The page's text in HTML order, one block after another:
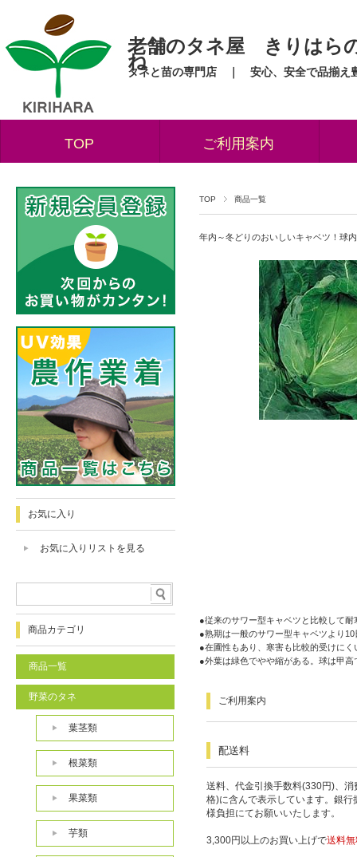
老舗のタネ屋 きりはら
ね
タネと苗の専門店 ｜ 安心、安全で品揃え
TOP ご利用案内
TOP 商品一覧
年内～冬どりのおいしいキャベツ！球
●従来のサワー型キャベツと比較して
●熟期は一般のサワー型キャベツより
●在圃性もあり、寒害も比較的受けにく
●外葉は緑色でやや縮がある。球は甲
ご利用案内
配送料
送料、代金引換手数料(330円)、
格)に含んで表示しています。銀
様負担にてお願いいたします。
3,300円以上のお買い上げで送料
お気に入り
お気に入りリストを見る
商品カテゴリ
商品一覧
野菜のタネ
葉茎類
根菜類
果菜類
芋類